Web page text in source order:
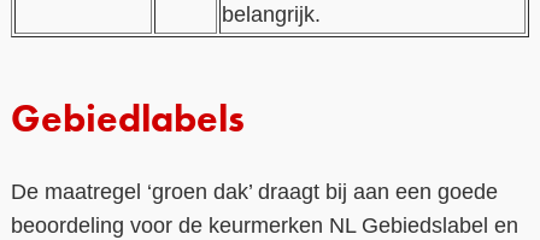
belangrijk.
Gebiedlabels
De maatregel ‘groen dak’ draagt bij aan een goede
beoordeling voor de keurmerken NL Gebiedslabel en